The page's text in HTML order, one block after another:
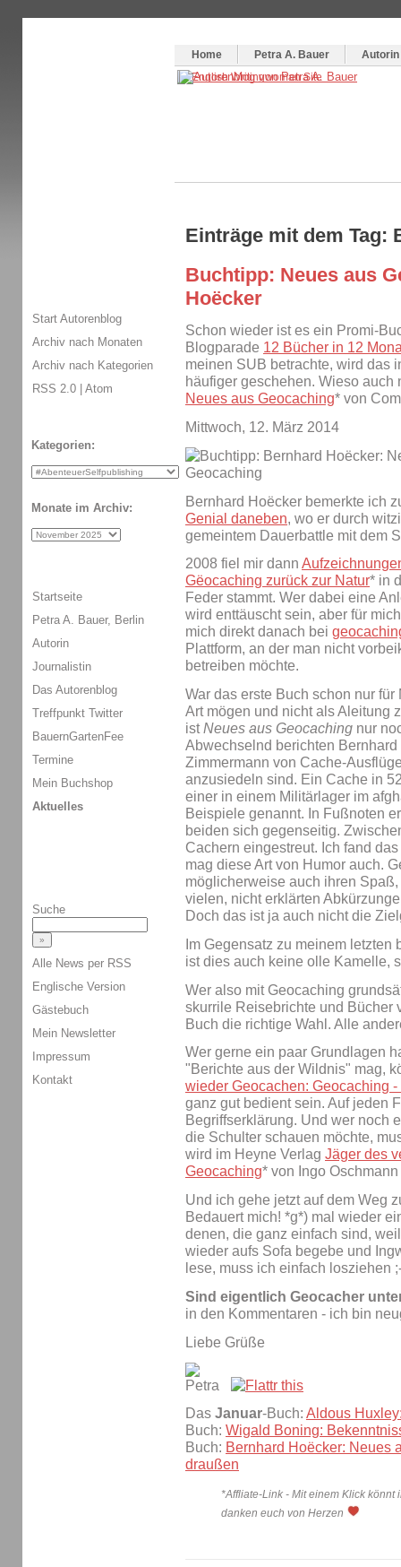
Home
Petra A. Bauer Autorin
Einträge mit dem Tag:
Buchtipp: Neues aus
Hoëcker
Schon wieder ist es ein Promi-
Blogparade 12 Bücher in 12
meinen SUB betrachte, wird das
häufiger geschehen. Wieso
Neues aus Geocaching* von
Mittwoch, 12. März 2014
Bernhard Hoëcker bemerkte ich
Genial daneben, wo er durch
gemeintem Dauerbattle mit dem
2008 fiel mir dann
Gëocaching zurück zur Natur* in
Feder stammt. Wer dabei eine
wird enttäuscht sein, aber für
mich direkt danach bei
Plattform, an der man nicht
betreiben möchte.
War das erste Buch schon nur
Art mögen und nicht als Aleitung
istNeues aus Geocaching nur
Abwechselnd berichten
Zimmermann von Cache-
anzusiedeln sind. Ein Cache in
einer in einem Militärlager im
Beispiele genannt. In Fußnoten
beiden sich gegenseitig.
Cachern eingestreut. Ich fand
mag diese Art von Humor auch.
möglicherweise auch ihren
vielen, nicht erklärten
Doch das ist ja auch nicht die
Im Gegensatz zu meinem
ist dies auch keine olle Kamelle,
Wer also mit Geocaching
skurrile Reisebrichte und Bücher
Buch die richtige Wahl. Alle
Wer gerne ein paar Grundlagen
"Berichte aus der Wildnis" mag,
wieder Geocachen: Geocaching
ganz gut bedient sein. Auf jeden
Begriffserklärung. Und wer noch
die Schulter schauen möchte,
wird im Heyne Verlag Jäger des
Geocaching* von Ingo
Und ich gehe jetzt auf dem Weg
Bedauert mich! *g*) mal wieder
denen, die ganz einfach sind,
wieder aufs Sofa begebe und
lese, muss ich einfach losziehen
Sind eigentlich Geocacher
in den Kommentaren - ich bin
Liebe Grüße
Das Januar-Buch: Aldous
Buch: Wigald Boning:
Buch: Bernhard Hoëcker: Neues
draußen
*Affliate-Link - Mit einem Klick könnt
danken euch von Herzen
Start Autorenblog
Archiv nach Monaten
Archiv nach Kategorien
RSS 2.0 | Atom
Kategorien:
Monate im Archiv:
Startseite
Petra A. Bauer, Berlin
Autorin
Journalistin
Das Autorenblog
Treffpunkt Twitter
BauernGartenFee
Termine
Mein Buchshop
Aktuelles
Suche
Alle News per RSS
Englische Version
Gästebuch
Mein Newsletter
Impressum
Kontakt